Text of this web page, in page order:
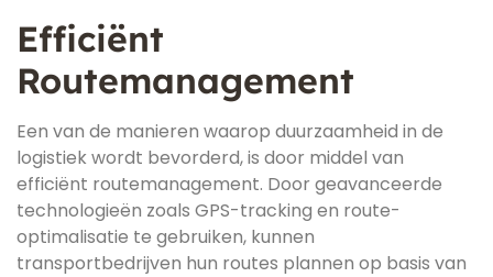
Efficiënt
Routemanagement
Een van de manieren waarop duurzaamheid in de
logistiek wordt bevorderd, is door middel van
efficiënt routemanagement. Door geavanceerde
technologieën zoals GPS-tracking en route-
optimalisatie te gebruiken, kunnen
transportbedrijven hun routes plannen op basis van